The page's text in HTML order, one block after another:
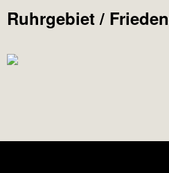
Ruhrgebiet /